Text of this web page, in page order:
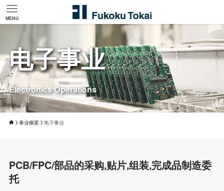
MENU
电子事业
Electronics Operations
事业概要 电子事业
PCB/FPC/部品的采购,贴片,组装,完成品制造委
托